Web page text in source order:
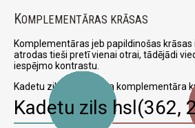
KOMPLEMENTĀRAS KRĀSAS
Komplementāras jeb papildinošas krāsas
atrodas tieši pretī vienai otrai, tādējādi
iespējmo kontrastu.
Kadetu zils un attiecīga komplementāra
Kadetu zils hsl(362,